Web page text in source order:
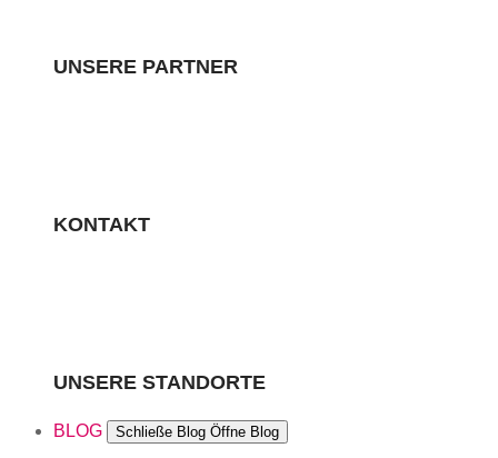
UNSERE PARTNER
KONTAKT
UNSERE STANDORTE
BLOG Schließe Blog Öffne Blog